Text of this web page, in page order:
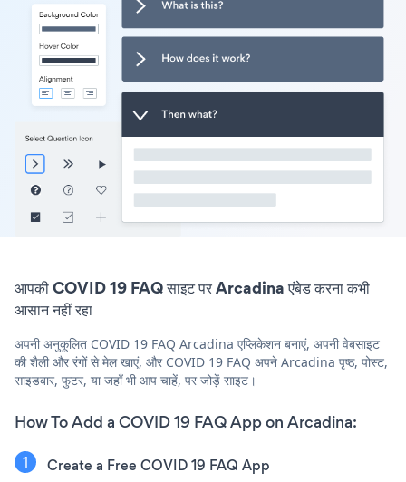
आपकी COVID 19 FAQ साइट पर Arcadina एंबेड करना कभी
आसान नहीं रहा
अपनी अनुकूलित COVID 19 FAQ Arcadina एप्लिकेशन बनाएं, अपनी वेबसाइट
की शैली और रंगों से मेल खाएं, और COVID 19 FAQ अपने Arcadina पृष्ठ, पोस्ट,
साइडबार, फुटर, या जहाँ भी आप चाहें, पर जोड़ें साइट।
How To Add a COVID 19 FAQ App on Arcadina:
Create a Free COVID 19 FAQ App